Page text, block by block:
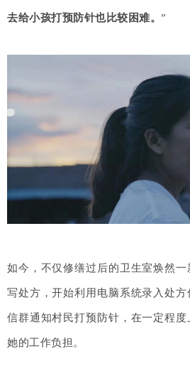
去给小孩打预防针也比较困难。 ”
如今，不仅修缮过后的卫生室焕然
写处方，开始利用电脑系统录入处
信群通知村民打预防针，在一定程
她的工作负担。